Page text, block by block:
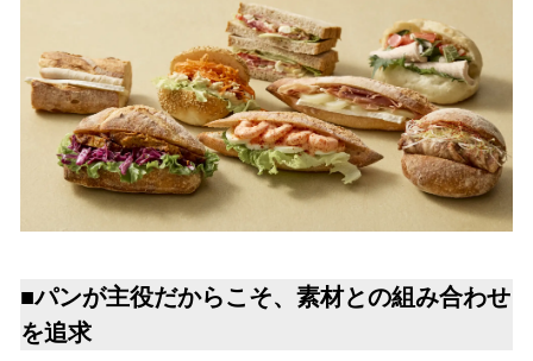
■パンが主役だからこそ、素材との組み合わせ
を追求